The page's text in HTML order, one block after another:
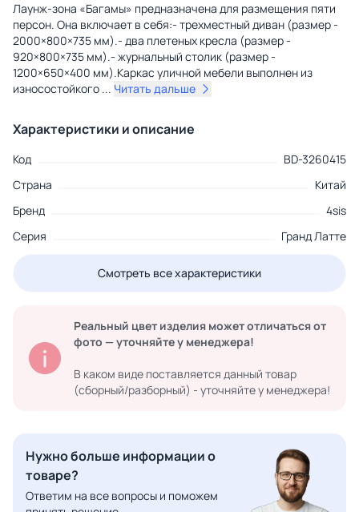
Лаунж-зона «Багамы» предназначена для размещения пяти
персон. Она включает в себя:- трехместный диван (размер -
2000×800×735 мм).- два плетеных кресла (размер -
920×800×735 мм).- журнальный столик (размер -
1200×650×400 мм).Каркас уличной мебели выполнен из
износостойкого ... Читать дальше
Характеристики и описание
Код
BD-3260415
Страна
Китай
Бренд
4sis
Серия
Гранд Латте
Смотреть все характеристики
Реальный цвет изделия может отличаться от
фото — уточняйте у менеджера!
В каком виде поставляется данный товар
(сборный/разборный) - уточняйте у менеджера!
Нужно больше информации о
товаре?
Ответим на все вопросы и поможем